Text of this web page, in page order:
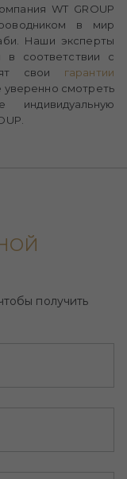
WT GROUP
в мир
Наши эксперты
в соответствии с
свои гарантии
уверенно смотреть
получить